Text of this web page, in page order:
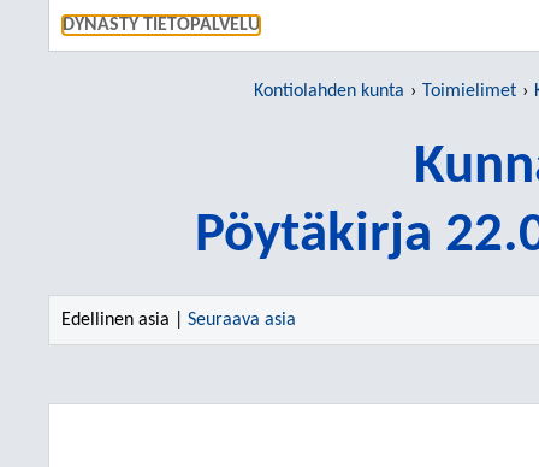
DYNASTY TIETOPALVELU
Kontiolahden kunta Toimielimet
Pöytäkirja
Edellinen asia | Seuraava asia